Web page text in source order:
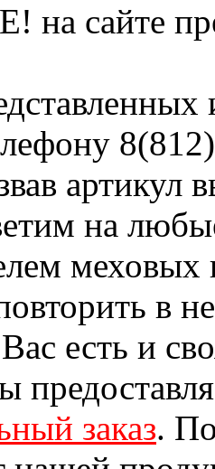
сайте
на
в
есть и
заказ.